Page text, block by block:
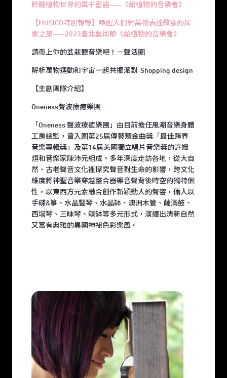
聆聽植物世界的萬千密語——《給植物的音樂會》
【MUSICO特別報導】喚醒人們對萬物表達敬意的探
索之旅——2023臺北藝術節《給植物的音樂會》
請帶上你的盆栽聽音樂吧！－聲活圈
解析萬物運動和宇宙一起共振派對-Shopping design
【主創團隊介紹】
Oneness聲波療癒樂團
「Oneness 聲波療癒樂團」由目前擔任風潮音樂身體
工房總監，曾入圍第25屆傳藝類金曲獎「最佳跨界
音樂專輯獎」及第14屆美國獨立唱片音樂獎的許嫚
烜和音樂家陳沛元組成。多年深度走訪各地，從大自
然、古老聲音文化裡探究聲音對生命的影響，跨文化
維度將神聖音樂穿越整合器樂音聲背後時空的獨特個
性，以東西方元素融合創作新穎動人的聲響，倆人以
手碟&箏、水晶豎琴、水晶缽、澳洲木管、薩滿鼓、
西塔琴、三昧琴、頌缽等多元形式，演繹出清新自然
又富有典雅的異國神祕色彩樂風。